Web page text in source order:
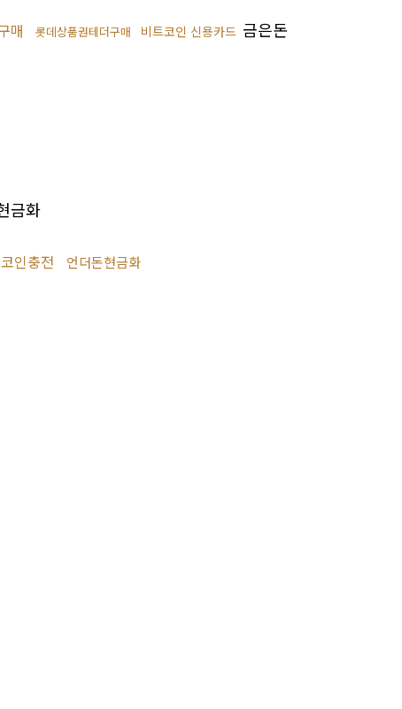
매 롯데상품권테더구매 비트코인 신용카드 금은돈
금화
인충전 언더돈현금화